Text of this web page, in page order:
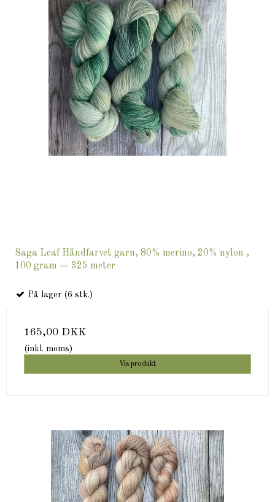
Saga Leaf Håndfarvet garn, 80% merino, 20% nylon ,
100 gram = 325 meter
På lager (6 stk.)
165,00 DKK
(inkl. moms)
Vis produkt